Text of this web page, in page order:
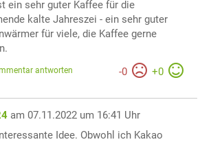
ein sehr guter Kaffee für die
kalte Jahreszei - ein sehr guter
für viele, die Kaffee gerne
-0 +0
antworten
am 07.11.2022 um 16:41 Uhr
Idee. Obwohl ich Kakao